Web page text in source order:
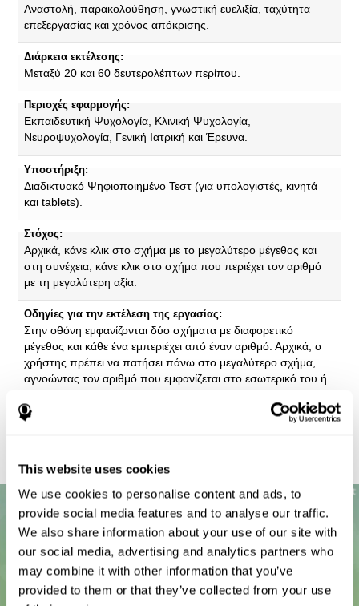
This website uses cookies
We use cookies to personalise content and ads, to
provide social media features and to analyse our traffic.
We also share information about your use of our site with
our social media, advertising and analytics partners who
may combine it with other information that you’ve
provided to them or that they’ve collected from your use
Αναστολή, παρακολούθηση, γνωστική ευελιξία, ταχύτητα
επεξεργασίας και χρόνος απόκρισης.
Διάρκεια εκτέλεσης:
Μεταξύ 20 και 60 δευτερολέπτων περίπου.
Περιοχές εφαρμογής:
Εκπαιδευτική Ψυχολογία, Κλινική Ψυχολογία,
Νευροψυχολογία, Γενική Ιατρική και Έρευνα.
Υποστήριξη:
Διαδικτυακό Ψηφιοποιημένο Τεστ (για υπολογιστές, κινητά
και tablets).
Στόχος:
Αρχικά, κάνε κλικ στο σχήμα με το μεγαλύτερο μέγεθος και
στη συνέχεια, κάνε κλικ στο σχήμα που περιέχει τον αριθμό
με τη μεγαλύτερη αξία.
Οδηγίες για την εκτέλεση της εργασίας:
Στην οθόνη εμφανίζονται δύο σχήματα με διαφορετικό
μέγεθος και κάθε ένα εμπεριέχει από έναν αριθμό. Αρχικά, ο
χρήστης πρέπει να πατήσει πάνω στο μεγαλύτερο σχήμα,
αγνοώντας τον αριθμό που εμφανίζεται στο εσωτερικό του ή
Όταν εμφανιστεί η ένδειξη, ο χρήστης πρέπει να αγνοήσει τις
προηγούμενες οδηγίες ώστε να ξεκινήσει να κάνει κλικ πάνω